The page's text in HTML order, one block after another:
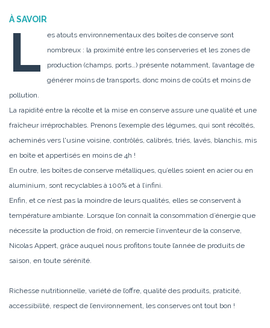
À SAVOIR
L
es atouts environnementaux des boîtes de conserve sont
nombreux : la proximité entre les conserveries et les zones de
production (champs, ports…) présente notamment, l’avantage de
générer moins de transports, donc moins de coûts et moins de
pollution.
La rapidité entre la récolte et la mise en conserve assure une qualité et une
fraîcheur irréprochables. Prenons l’exemple des légumes, qui sont récoltés,
acheminés vers l'usine voisine, contrôlés, calibrés, triés, lavés, blanchis, mis
en boîte et appertisés en moins de 4h !
En outre, les boîtes de conserve métalliques, qu’elles soient en acier ou en
aluminium, sont recyclables à 100% et à l’infini.
Enfin, et ce n’est pas la moindre de leurs qualités, elles se conservent à
température ambiante. Lorsque l’on connaît la consommation d’énergie que
nécessite la production de froid, on remercie l’inventeur de la conserve,
Nicolas Appert, grâce auquel nous profitons toute l’année de produits de
saison, en toute sérénité.
Richesse nutritionnelle, variété de l’offre, qualité des produits, praticité,
accessibilité, respect de l’environnement, les conserves ont tout bon !